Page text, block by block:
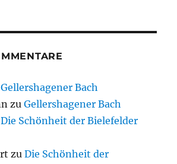
Gellershagener Bach
zuGellershagener Bach
Die Schönheit der Bielefelder
zuDie Schönheit der